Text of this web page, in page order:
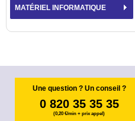
MATÉRIEL INFORMATIQUE
Une question ? Un conseil ?
0 820 35 35 35
(0,20 €/min + prix appel)